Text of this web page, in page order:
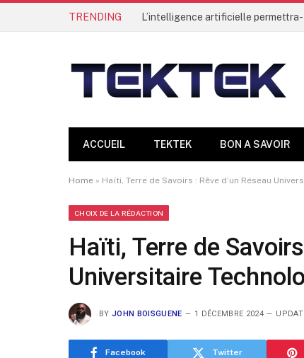
TRENDING
ACCUEIL TEKTEK BON A SAVOIR
Home » Haïti, Terre de Savoirs : Rêve d’un Réseau
CHOIX DE LA RÉDACTION
Haïti, Terre de
Universitaire
BY JOHN BOISGUENE 1 DÉCEMBRE 2024
Facebook Twitter